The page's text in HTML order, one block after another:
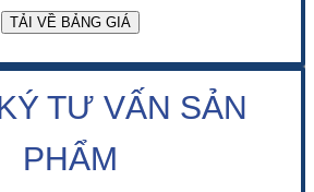
TƯ VẤN SẢN
PHẨM